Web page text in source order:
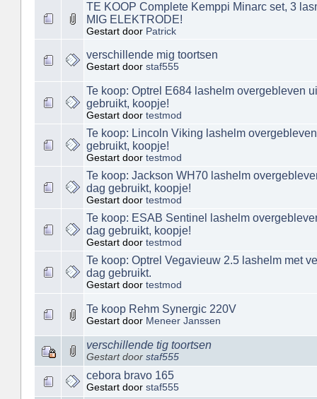
TE KOOP Complete Kemppi Minarc set, 3
MIG ELEKTRODE!
Gestart door Patrick
verschillende mig toortsen
Gestart door staf555
Te koop: Optrel E684 lashelm overgebleven
gebruikt, koopje!
Gestart door testmod
Te koop: Lincoln Viking lashelm
gebruikt, koopje!
Gestart door testmod
Te koop: Jackson WH70 lashelm
dag gebruikt, koopje!
Gestart door testmod
Te koop: ESAB Sentinel lashelm
dag gebruikt, koopje!
Gestart door testmod
Te koop: Optrel Vegavieuw 2.5 lashelm met
dag gebruikt.
Gestart door testmod
Te koop Rehm Synergic 220V
Gestart door Meneer Janssen
verschillende tig toortsen
Gestart door staf555
cebora bravo 165
Gestart door staf555